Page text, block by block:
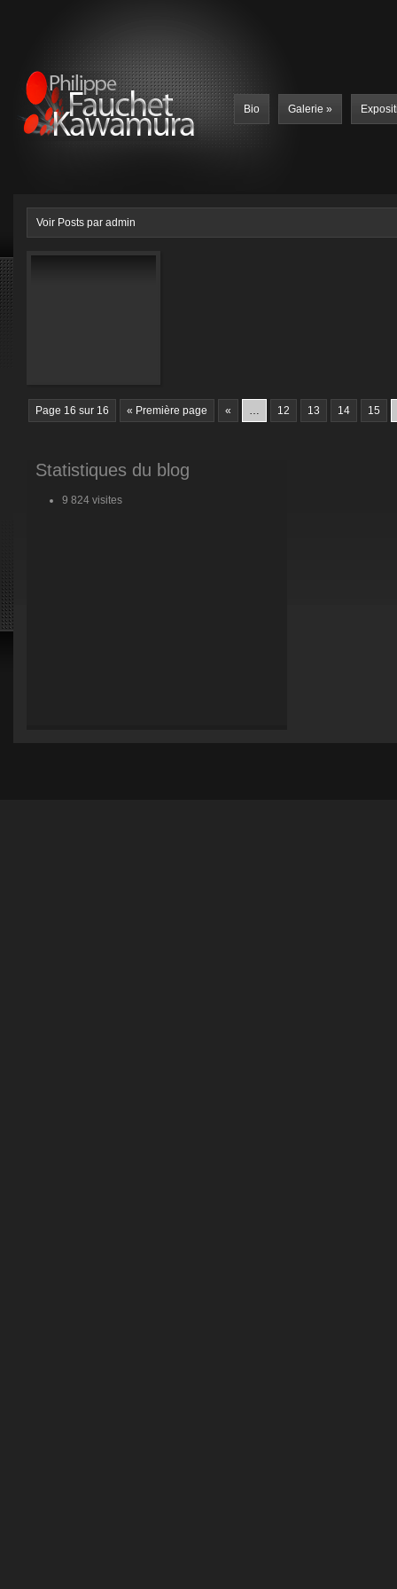
Bio Galerie »
Voir Posts par admin
Page 16 sur 16 « Première page « … 12 13 14 15
Statistiques du blog
9 824 visites